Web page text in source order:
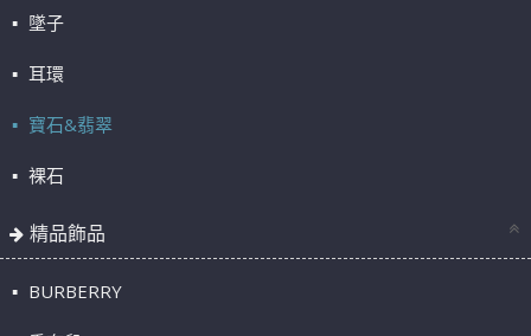
墜子
耳環
寶石&翡翠
裸石
精品飾品
BURBERRY